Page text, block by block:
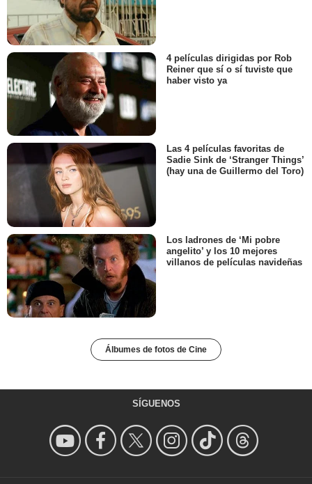
4 películas dirigidas por Rob
Reiner que sí o sí tuviste que
haber visto ya
Las 4 películas favoritas de
Sadie Sink de ‘Stranger Things’
(hay una de Guillermo del Toro)
Los ladrones de ‘Mi pobre
angelito’ y los 10 mejores
villanos de películas navideñas
Álbumes de fotos de Cine
SÍGUENOS